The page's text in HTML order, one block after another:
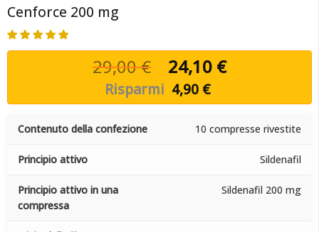
Cenforce 200 mg
29,00€ 24,10 €
Risparmi 4,90 €
Contenuto della confezione 10 compresse rivestite
Principio attivo Sildenafil
Principio attivo in una
compressa
Sildenafil 200 mg